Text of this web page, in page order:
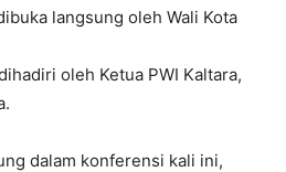
langsung oleh Wali Kota
oleh Ketua PWI Kaltara,
dalam konferensi kali ini,